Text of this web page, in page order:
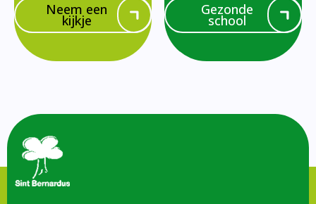
Neem een
kijkje
Gezonde
school